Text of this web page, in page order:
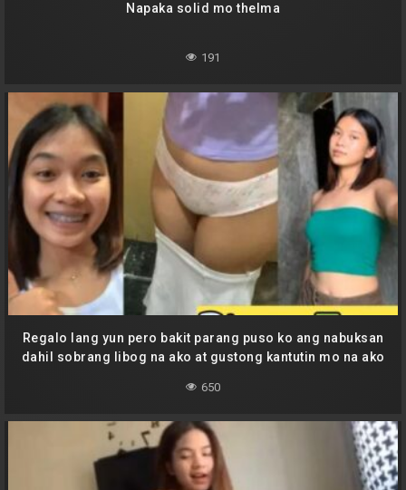
Napaka solid mo thelma
191
Regalo lang yun pero bakit parang puso ko ang nabuksan
dahil sobrang libog na ako at gustong kantutin mo na ako
650